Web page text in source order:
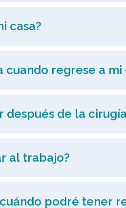
casa?
regrese a mi
después de la
al trabajo?
podré tener